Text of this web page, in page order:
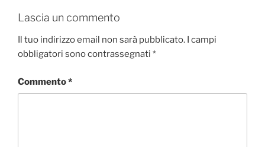
Lascia un commento
Il tuo indirizzo email non sarà pubblicato. I campi
obbligatori sono contrassegnati *
Commento*